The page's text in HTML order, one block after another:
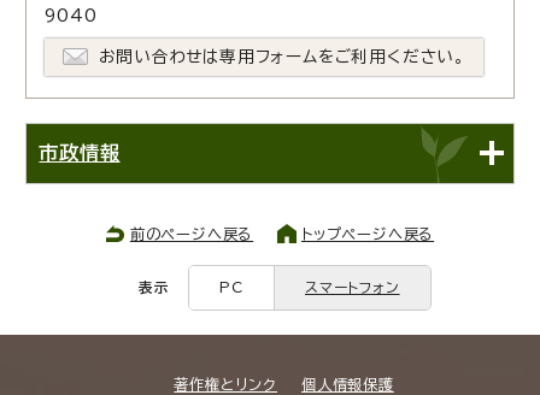
9040
お問い合わせは専用フォームをご利用ください。
市政情報
前のページへ戻る トップページへ戻る
表示 PC スマートフォン
著作権とリンク 個人情報保護